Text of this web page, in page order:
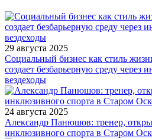
29 августа 2025
Социальный бизнес как стиль
создает безбарьерную среду через
вездеходы
24 августа 2025
Александр Панюшов: тренер,
инклюзивного спорта в Старом